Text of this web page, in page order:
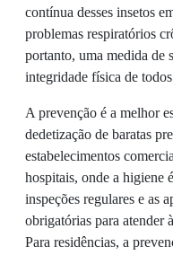
contínua desses insetos
problemas respiratórios
portanto, uma medida de
integridade física de
A prevenção é a melhor
dedetização de baratas
estabelecimentos
hospitais, onde a higiene
inspeções regulares e as
obrigatórias para atender
Para residências, a